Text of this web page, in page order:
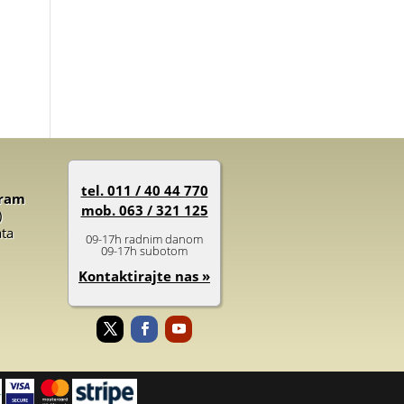
tel. 011 / 40 44 770
mob. 063 / 321 125
09-17h radnim danom
09-17h subotom
Kontaktirajte nas »